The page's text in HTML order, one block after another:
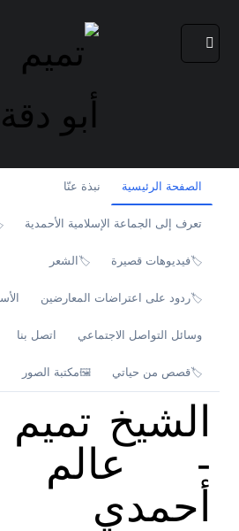
الصفحة الرئيسية نبذة عنّا
تعرف إلى الجماعة الإسلامية الأحمدية
🏷️فيديوهات قصيرة 🏷️ الشعر
🏷️ردود على اعتراضات المعارضين
وسائل التواصل الاجتماعي اتصل بنا
🏷️قصص من حياتي 🖼️مكتبة الصور
الشيخ
- عالم
أحمدي